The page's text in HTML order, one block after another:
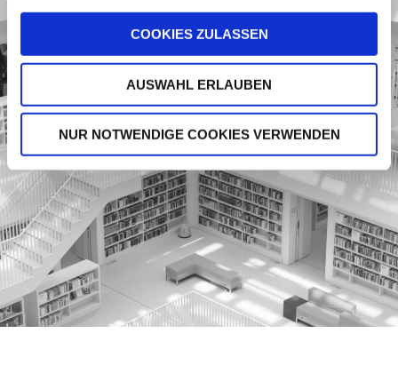
COOKIES ZULASSEN
AUSWAHL ERLAUBEN
NUR NOTWENDIGE COOKIES VERWENDEN